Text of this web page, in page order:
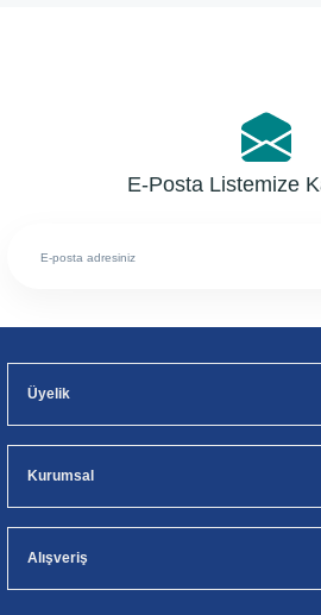
E-Posta Listemize
Üyelik
Kurumsal
Alışveriş